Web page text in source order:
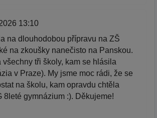
13:10
na dlouhodobou přípravu na ZŠ
na zkoušky nanečisto na Panskou.
tři školy, kam se hlásila
v Praze). My jsme moc rádi, že se
na školu, kam opravdu chtěla
8leté gymnázium :). Děkujeme!